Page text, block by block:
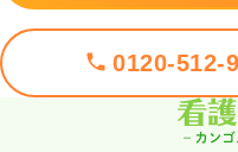
0120-512-